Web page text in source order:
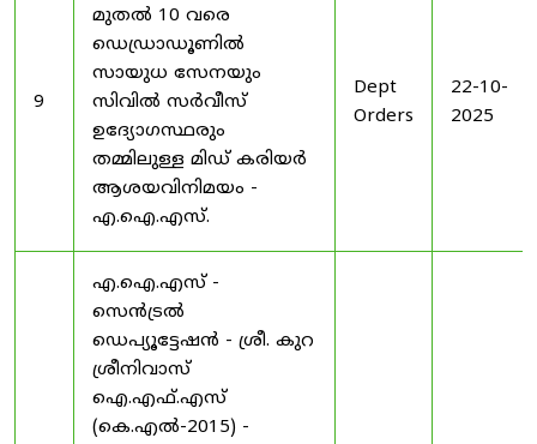
9
മുതൽ 10 വരെ
ഡെഡ്രാഡൂണിൽ
സായുധ സേനയും
സിവിൽ സർവീസ്
ഉദ്യോഗസ്ഥരും
തമ്മിലുള്ള മിഡ് കരിയർ
ആശയവിനിമയം -
എ.ഐ.എസ്.
Dept
Orders
22-10-
2025
എ.ഐ.എസ് -
സെൻട്രൽ
ഡെപ്യൂട്ടേഷൻ - ശ്രീ. കുറ
ശ്രീനിവാസ്
ഐ.എഫ്.എസ്
(കെ.എൽ-2015) -